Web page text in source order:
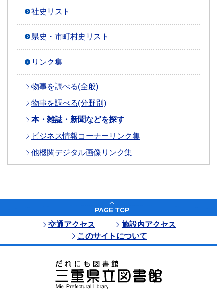
社史リスト
県史・市町村史リスト
リンク集
物事を調べる(全般)
物事を調べる(分野別)
本・雑誌・新聞などを探す
ビジネス情報コーナーリンク集
他機関デジタル画像リンク集
PAGE TOP
交通アクセス
施設内アクセス
このサイトについて